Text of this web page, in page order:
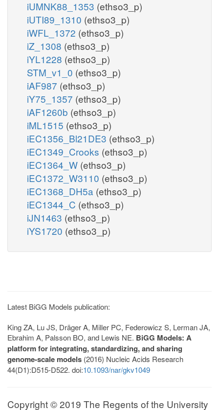
iUMNK88_1353 (ethso3_p)
iUTI89_1310 (ethso3_p)
iWFL_1372 (ethso3_p)
iZ_1308 (ethso3_p)
iYL1228 (ethso3_p)
STM_v1_0 (ethso3_p)
iAF987 (ethso3_p)
iY75_1357 (ethso3_p)
iAF1260b (ethso3_p)
iML1515 (ethso3_p)
iEC1356_Bl21DE3 (ethso3_p)
iEC1349_Crooks (ethso3_p)
iEC1364_W (ethso3_p)
iEC1372_W3110 (ethso3_p)
iEC1368_DH5a (ethso3_p)
iEC1344_C (ethso3_p)
iJN1463 (ethso3_p)
iYS1720 (ethso3_p)
Latest BiGG Models publication:
King ZA, Lu JS, Dräger A, Miller PC, Federowicz S, Lerman JA,
Ebrahim A, Palsson BO, and Lewis NE. BiGG Models: A
platform for integrating, standardizing, and sharing
genome-scale models (2016) Nucleic Acids Research
44(D1):D515-D522. doi:10.1093/nar/gkv1049
Copyright © 2019 The Regents of the University